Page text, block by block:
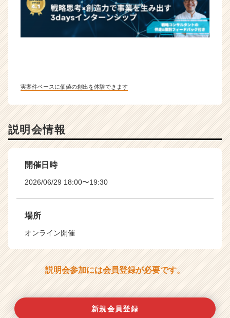
実案件ベースに価値の創出を体験できます
説明会情報
開催日時
2026/06/29 18:00〜19:30
場所
オンライン開催
説明会参加には会員登録が必要です。
新規会員登録